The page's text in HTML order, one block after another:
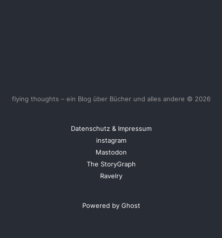
flying thoughts – ein Blog über Bücher und alles andere © 2026
Datenschutz & Impressum
instagram
Mastodon
The StoryGraph
Ravelry
Powered by Ghost